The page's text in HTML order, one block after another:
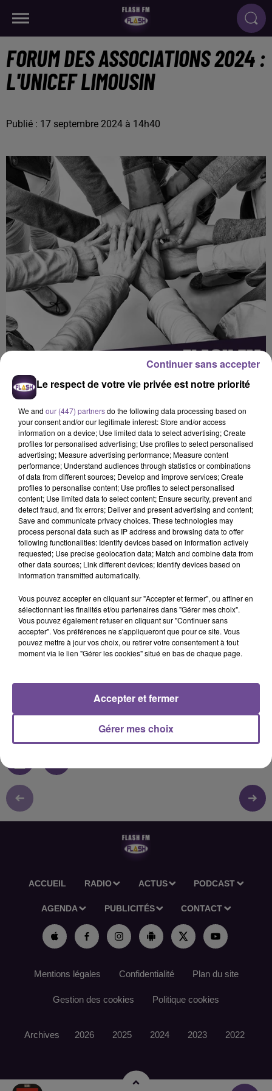
FORUM DES ASSOCIATIONS 2024 :
L'UNICEF LIMOUSIN
Publié : 17 septembre 2024 à 14h40
Flash FM
FLASH FM : L’actu des associations
0:00 8 min 8 sec
17 septembre 2024 - 8 min 8 sec
FORUM DES ASSOCIATIONS 2024 : L'UNICEF LIMOUSIN
Interview FLASH FM durant le Forum des associations de
Limoges 2024 (07/09/24) Marie Françoise Bardet
territoire et agit en faveur de la protection des enfants. Ses
missions essentielles concernent les actions éducatives
menées auprès des enfants, des jeunes et grand public.
ACCUEIL RADIO ACTUS PODCAST
AGENDA PUBLICITÉS CONTACT
Mentions légales Confidentialité Plan du site
Gestion des cookies Politique cookies
Archives 2026 2025 2024 2023 2022
Le respect de votre vie privée est notre priorité
We and our (447) partnersdo the following data processing based on
your consent and/or our legitimate interest: Store and/or access
information on a device; Use limited data to select advertising; Create
profiles for personalised advertising; Use profiles to select personalised
advertising; Measure advertising performance; Measure content
performance; Understand audiences through statistics or combinations
of data from different sources; Develop and improve services; Create
profiles to personalise content; Use profiles to select personalised
content; Use limited data to select content; Ensure security, prevent and
detect fraud, and fix errors; Deliver and present advertising and content;
Save and communicate privacy choices. These technologies may
process personal data such as IP address and browsing data to offer
following functionalities: Identify devices based on information actively
requested; Use precise geolocation data; Match and combine data from
other data sources; Link different devices; Identify devices based on
information transmitted automatically.
Vous pouvez accepter en cliquant sur "Accepter et fermer", ou affiner en
sélectionnant les finalités et/ou partenaires dans "Gérer mes choix".
Vous pouvez également refuser en cliquant sur "Continuer sans
accepter". Vos préférences ne s'appliqueront que pour ce site. Vous
pouvez mettre à jour vos choix, ou retirer votre consentement à tout
moment via le lien "Gérer les cookies" situé en bas de chaque page.
Gérer mes choix
Accepter et fermer
Continuer sans accepter